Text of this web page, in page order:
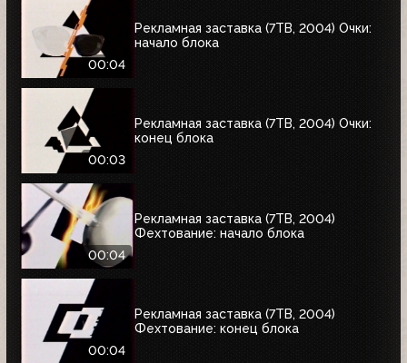
00:04
Рекламная заставка (7ТВ, 2004) Очки:
начало блока
00:03
Рекламная заставка (7ТВ, 2004) Очки:
конец блока
00:04
Рекламная заставка (7ТВ, 2004)
Фехтование: начало блока
00:04
Рекламная заставка (7ТВ, 2004)
Фехтование: конец блока